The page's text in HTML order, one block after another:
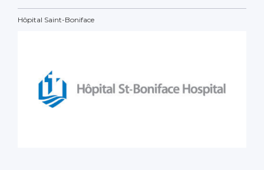
Hôpital Saint-Boniface